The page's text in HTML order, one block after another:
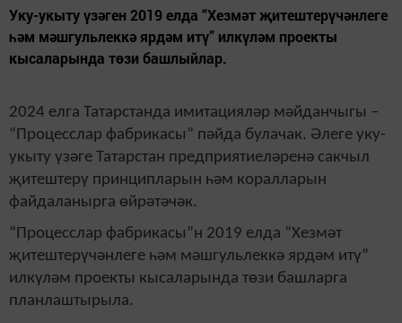
Уку-укыту үзәген 2019 елда “Хезмәт җитештерүчәнлеге
һәм мәшгульлеккә ярдәм итү” илкүләм проекты
кысаларында төзи башлыйлар.
2024 елга Татарстанда имитацияләр мәйданчыгы –
“Процесслар фабрикасы” пәйда булачак. Әлеге уку-
укыту үзәге Татарстан предприятиеләренә сакчыл
җитештерү принципларын һәм коралларын
файдаланырга өйрәтәчәк.
“Процесслар фабрикасы”н 2019 елда “Хезмәт
җитештерүчәнлеге һәм мәшгульлеккә ярдәм итү”
илкүләм проекты кысаларында төзи башларга
планлаштырыла.